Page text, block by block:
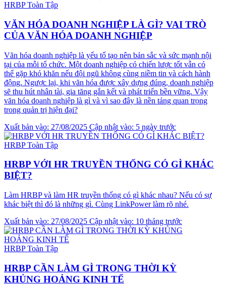
HRBP Toàn Tập
VĂN HÓA DOANH NGHIỆP LÀ GÌ? VAI TRÒ
CỦA VĂN HÓA DOANH NGHIỆP
Văn hóa doanh nghiệp là yếu tố tạo nên bản sắc và sức mạnh nội
tại của mỗi tổ chức. Một doanh nghiệp có chiến lược tốt vẫn có
thể gặp khó khăn nếu đội ngũ không cùng niềm tin và cách hành
động. Ngược lại, khi văn hóa được xây dựng đúng, doanh nghiệp
sẽ thu hút nhân tài, gia tăng gắn kết và phát triển bền vững. Vậy
văn hóa doanh nghiệp là gì và vì sao đây là nền tảng quan trọng
trong quản trị hiện đại?
Xuất bản vào: 27/08/2025 Cập nhật vào: 5 ngày trước
HRBP Toàn Tập
HRBP VỚI HR TRUYỀN THỐNG CÓ GÌ KHÁC
BIỆT?
Làm HRBP và làm HR truyền thống có gì khác nhau? Nếu có sự
khác biệt thì đó là những gì. Cùng LinkPower làm rõ nhé.
Xuất bản vào: 27/08/2025 Cập nhật vào: 10 tháng trước
HRBP Toàn Tập
HRBP CẦN LÀM GÌ TRONG THỜI KỲ
KHỦNG HOẢNG KINH TẾ